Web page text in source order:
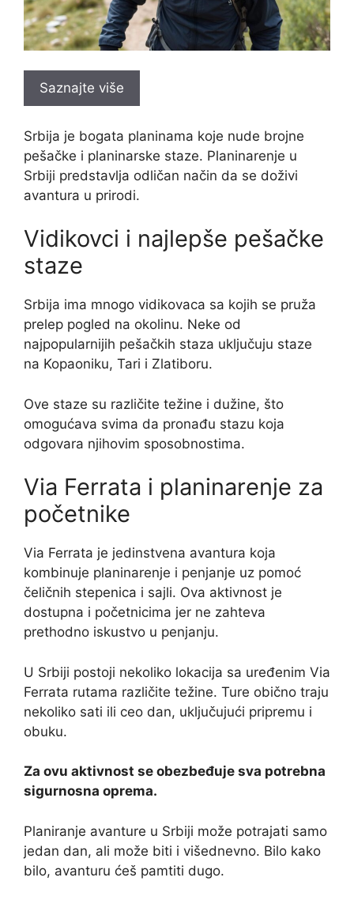
Saznajte više
Srbija je bogata planinama koje nude brojne
pešačke i planinarske staze. Planinarenje u
Srbiji predstavlja odličan način da se doživi
avantura u prirodi.
Vidikovci i najlepše pešačke
staze
Srbija ima mnogo vidikovaca sa kojih se pruža
prelep pogled na okolinu. Neke od
najpopularnijih pešačkih staza uključuju staze
na Kopaoniku, Tari i Zlatiboru.
Ove staze su različite težine i dužine, što
omogućava svima da pronađu stazu koja
odgovara njihovim sposobnostima.
Via Ferrata i planinarenje za
početnike
Via Ferrata je jedinstvena avantura koja
kombinuje planinarenje i penjanje uz pomoć
čeličnih stepenica i sajli. Ova aktivnost je
dostupna i početnicima jer ne zahteva
prethodno iskustvo u penjanju.
U Srbiji postoji nekoliko lokacija sa uređenim Via
Ferrata rutama različite težine. Ture obično traju
nekoliko sati ili ceo dan, uključujući pripremu i
obuku.
Za ovu aktivnost se obezbeđuje sva potrebna
sigurnosna oprema.
Planiranje avanture u Srbiji može potrajati samo
jedan dan, ali može biti i višednevno. Bilo kako
bilo, avanturu ćeš pamtiti dugo.